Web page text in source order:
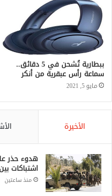
ببطارية تُشحن في 5 دقائق..
سماعة رأس عبقرية من أنكر
مايو 5, 2021
الأخيرة
هدوء حذر
اشتباكات
منذ ساعتين